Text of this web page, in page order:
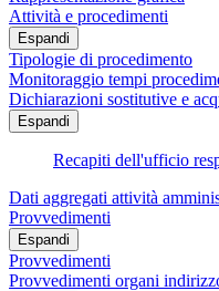
Attività e procedimenti
Espandi
Tipologie di procedimento
Monitoraggio tempi
Dichiarazioni sostitutive e
Espandi
Recapiti dell'ufficio
Dati aggregati attività
Provvedimenti
Espandi
Provvedimenti
Provvedimenti organi